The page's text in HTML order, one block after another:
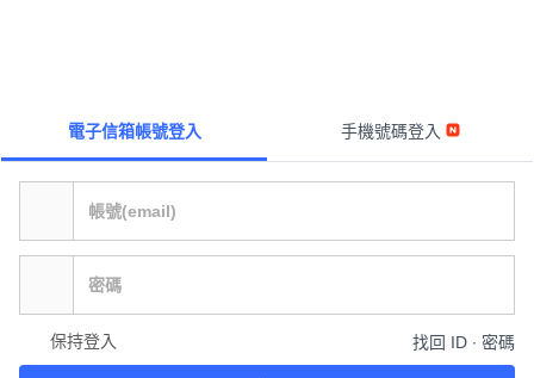
電子信箱帳號登入 手機號碼登入
保持登入 找回 ID ∙ 密碼